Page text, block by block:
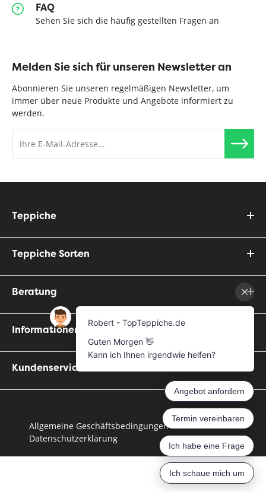
FAQ
Sehen Sie sich die häufig gestellten Fragen an
Melden Sie sich für unseren Newsletter an
Abonnieren Sie unseren regelmäßigen Newsletter, um
immer über neue Produkte und Angebote informiert zu
werden.
Teppiche
Teppiche Sorten
Beratung
Informationen
Kundenservice
Allgemeine Geschäftsbedingungen
Datenschutzerklärung